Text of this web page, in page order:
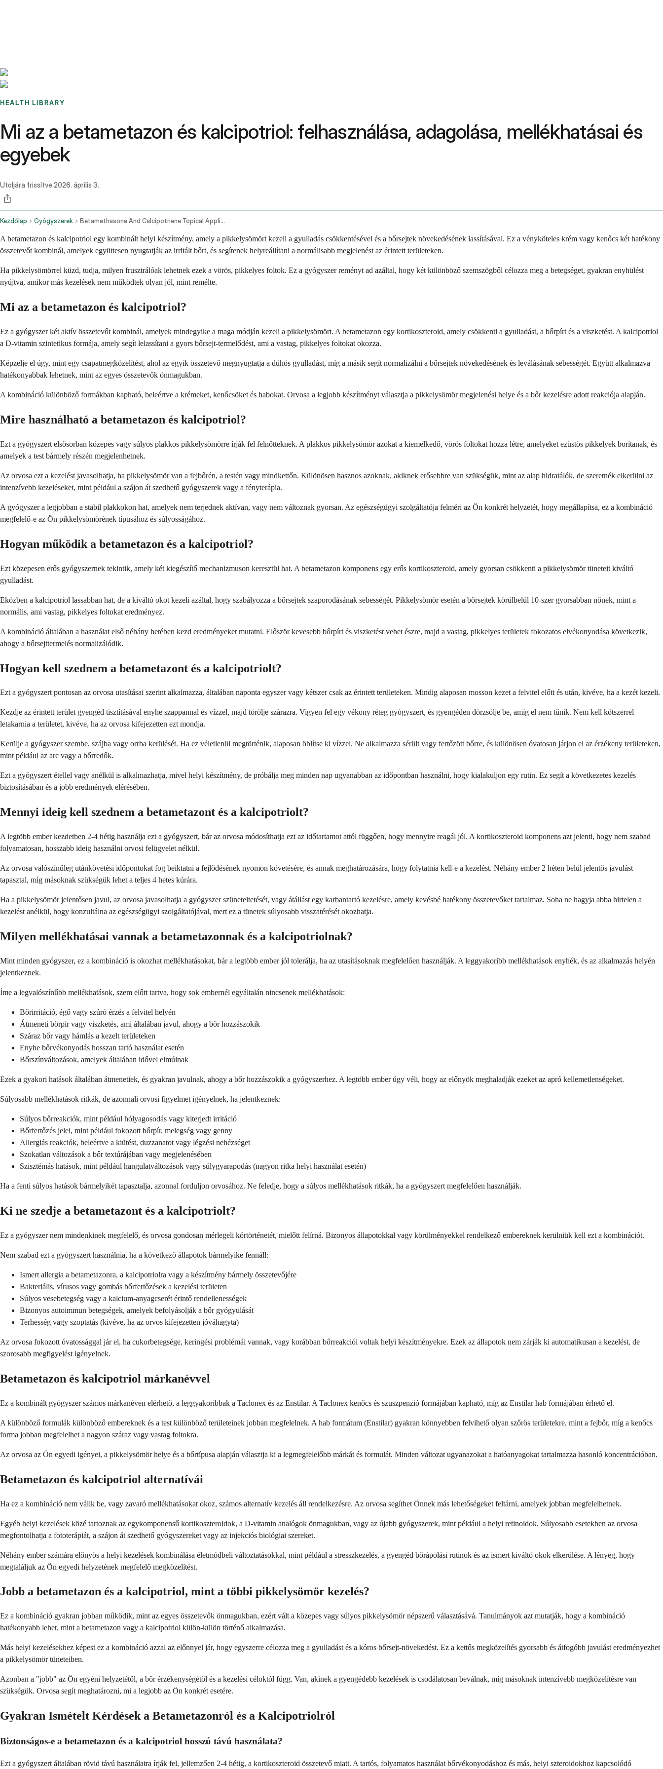
HEALTH LIBRARY
Mi az a betametazon és kalcipotriol: felhasználása, adagolása, mellékhatásai és
egyebek
Utoljára frissítve 2026. április 3.
Kezdőlap Gyógyszerek Betamethasone And Calcipotriene Topical Application Route
A betametazon és kalcipotriol egy kombinált helyi készítmény, amely a pikkelysömört kezeli a gyulladás csökkentésével és a bőrsejtek növekedésének lassításával. Ez a vényköteles krém vagy kenőcs két hatékony
összetevőt kombinál, amelyek együttesen nyugtatják az irritált bőrt, és segítenek helyreállítani a normálisabb megjelenést az érintett területeken.
Ha pikkelysömörrel küzd, tudja, milyen frusztrálóak lehetnek ezek a vörös, pikkelyes foltok. Ez a gyógyszer reményt ad azáltal, hogy két különböző szemszögből célozza meg a betegséget, gyakran enyhülést
nyújtva, amikor más kezelések nem működtek olyan jól, mint remélte.
Mi az a betametazon és kalcipotriol?
Ez a gyógyszer két aktív összetevőt kombinál, amelyek mindegyike a maga módján kezeli a pikkelysömört. A betametazon egy kortikoszteroid, amely csökkenti a gyulladást, a bőrpírt és a viszketést. A kalcipotriol
a D-vitamin szintetikus formája, amely segít lelassítani a gyors bőrsejt-termelődést, ami a vastag, pikkelyes foltokat okozza.
Képzelje el úgy, mint egy csapatmegközelítést, ahol az egyik összetevő megnyugtatja a dühös gyulladást, míg a másik segít normalizálni a bőrsejtek növekedésének és leválásának sebességét. Együtt alkalmazva
hatékonyabbak lehetnek, mint az egyes összetevők önmagukban.
A kombináció különböző formákban kapható, beleértve a krémeket, kenőcsöket és habokat. Orvosa a legjobb készítményt választja a pikkelysömör megjelenési helye és a bőr kezelésre adott reakciója alapján.
Mire használható a betametazon és kalcipotriol?
Ezt a gyógyszert elsősorban közepes vagy súlyos plakkos pikkelysömörre írják fel felnőtteknek. A plakkos pikkelysömör azokat a kiemelkedő, vörös foltokat hozza létre, amelyeket ezüstös pikkelyek borítanak, és
amelyek a test bármely részén megjelenhetnek.
Az orvosa ezt a kezelést javasolhatja, ha pikkelysömör van a fejbőrén, a testén vagy mindkettőn. Különösen hasznos azoknak, akiknek erősebbre van szükségük, mint az alap hidratálók, de szeretnék elkerülni az
intenzívebb kezeléseket, mint például a szájon át szedhető gyógyszerek vagy a fényterápia.
A gyógyszer a legjobban a stabil plakkokon hat, amelyek nem terjednek aktívan, vagy nem változnak gyorsan. Az egészségügyi szolgáltatója felméri az Ön konkrét helyzetét, hogy megállapítsa, ez a kombináció
megfelelő-e az Ön pikkelysömörének típusához és súlyosságához.
Hogyan működik a betametazon és a kalcipotriol?
Ezt közepesen erős gyógyszernek tekintik, amely két kiegészítő mechanizmuson keresztül hat. A betametazon komponens egy erős kortikoszteroid, amely gyorsan csökkenti a pikkelysömör tüneteit kiváltó
gyulladást.
Eközben a kalcipotriol lassabban hat, de a kiváltó okot kezeli azáltal, hogy szabályozza a bőrsejtek szaporodásának sebességét. Pikkelysömör esetén a bőrsejtek körülbelül 10-szer gyorsabban nőnek, mint a
normális, ami vastag, pikkelyes foltokat eredményez.
A kombináció általában a használat első néhány hetében kezd eredményeket mutatni. Először kevesebb bőrpírt és viszketést vehet észre, majd a vastag, pikkelyes területek fokozatos elvékonyodása következik,
ahogy a bőrsejttermelés normalizálódik.
Hogyan kell szednem a betametazont és a kalcipotriolt?
Ezt a gyógyszert pontosan az orvosa utasításai szerint alkalmazza, általában naponta egyszer vagy kétszer csak az érintett területeken. Mindig alaposan mosson kezet a felvitel előtt és után, kivéve, ha a kezét kezeli.
Kezdje az érintett terület gyengéd tisztításával enyhe szappannal és vízzel, majd törölje szárazra. Vigyen fel egy vékony réteg gyógyszert, és gyengéden dörzsölje be, amíg el nem tűnik. Nem kell kötszerrel
letakarnia a területet, kivéve, ha az orvosa kifejezetten ezt mondja.
Kerülje a gyógyszer szembe, szájba vagy orrba kerülését. Ha ez véletlenül megtörténik, alaposan öblítse ki vízzel. Ne alkalmazza sérült vagy fertőzött bőrre, és különösen óvatosan járjon el az érzékeny területeken,
mint például az arc vagy a bőrredők.
Ezt a gyógyszert étellel vagy anélkül is alkalmazhatja, mivel helyi készítmény, de próbálja meg minden nap ugyanabban az időpontban használni, hogy kialakuljon egy rutin. Ez segít a következetes kezelés
biztosításában és a jobb eredmények elérésében.
Mennyi ideig kell szednem a betametazont és a kalcipotriolt?
A legtöbb ember kezdetben 2-4 hétig használja ezt a gyógyszert, bár az orvosa módosíthatja ezt az időtartamot attól függően, hogy mennyire reagál jól. A kortikoszteroid komponens azt jelenti, hogy nem szabad
folyamatosan, hosszabb ideig használni orvosi felügyelet nélkül.
Az orvosa valószínűleg utánkövetési időpontokat fog beiktatni a fejlődésének nyomon követésére, és annak meghatározására, hogy folytatnia kell-e a kezelést. Néhány ember 2 héten belül jelentős javulást
tapasztal, míg másoknak szükségük lehet a teljes 4 hetes kúrára.
Ha a pikkelysömör jelentősen javul, az orvosa javasolhatja a gyógyszer szüneteltetését, vagy átállást egy karbantartó kezelésre, amely kevésbé hatékony összetevőket tartalmaz. Soha ne hagyja abba hirtelen a
kezelést anélkül, hogy konzultálna az egészségügyi szolgáltatójával, mert ez a tünetek súlyosabb visszatérését okozhatja.
Milyen mellékhatásai vannak a betametazonnak és a kalcipotriolnak?
Mint minden gyógyszer, ez a kombináció is okozhat mellékhatásokat, bár a legtöbb ember jól tolerálja, ha az utasításoknak megfelelően használják. A leggyakoribb mellékhatások enyhék, és az alkalmazás helyén
jelentkeznek.
Íme a legvalószínűbb mellékhatások, szem előtt tartva, hogy sok embernél egyáltalán nincsenek mellékhatások:
Bőrirritáció, égő vagy szúró érzés a felvitel helyén
Átmeneti bőrpír vagy viszketés, ami általában javul, ahogy a bőr hozzászokik
Száraz bőr vagy hámlás a kezelt területeken
Enyhe bőrvékonyodás hosszan tartó használat esetén
Bőrszínváltozások, amelyek általában idővel elmúlnak
Ezek a gyakori hatások általában átmenetiek, és gyakran javulnak, ahogy a bőr hozzászokik a gyógyszerhez. A legtöbb ember úgy véli, hogy az előnyök meghaladják ezeket az apró kellemetlenségeket.
Súlyosabb mellékhatások ritkák, de azonnali orvosi figyelmet igényelnek, ha jelentkeznek:
Súlyos bőrreakciók, mint például hólyagosodás vagy kiterjedt irritáció
Bőrfertőzés jelei, mint például fokozott bőrpír, melegség vagy genny
Allergiás reakciók, beleértve a kiütést, duzzanatot vagy légzési nehézséget
Szokatlan változások a bőr textúrájában vagy megjelenésében
Szisztémás hatások, mint például hangulatváltozások vagy súlygyarapodás (nagyon ritka helyi használat esetén)
Ha a fenti súlyos hatások bármelyikét tapasztalja, azonnal forduljon orvosához. Ne feledje, hogy a súlyos mellékhatások ritkák, ha a gyógyszert megfelelően használják.
Ki ne szedje a betametazont és a kalcipotriolt?
Ez a gyógyszer nem mindenkinek megfelelő, és orvosa gondosan mérlegeli kórtörténetét, mielőtt felírná. Bizonyos állapotokkal vagy körülményekkel rendelkező embereknek kerülniük kell ezt a kombinációt.
Nem szabad ezt a gyógyszert használnia, ha a következő állapotok bármelyike fennáll:
Ismert allergia a betametazonra, a kalcipotriolra vagy a készítmény bármely összetevőjére
Bakteriális, vírusos vagy gombás bőrfertőzések a kezelési területen
Súlyos vesebetegség vagy a kalcium-anyagcserét érintő rendellenességek
Bizonyos autoimmun betegségek, amelyek befolyásolják a bőr gyógyulását
Terhesség vagy szoptatás (kivéve, ha az orvos kifejezetten jóváhagyta)
Az orvosa fokozott óvatossággal jár el, ha cukorbetegsége, keringési problémái vannak, vagy korábban bőrreakciói voltak helyi készítményekre. Ezek az állapotok nem zárják ki automatikusan a kezelést, de
szorosabb megfigyelést igényelnek.
Betametazon és kalcipotriol márkanévvel
Ez a kombinált gyógyszer számos márkanéven elérhető, a leggyakoribbak a Taclonex és az Enstilar. A Taclonex kenőcs és szuszpenzió formájában kapható, míg az Enstilar hab formájában érhető el.
A különböző formulák különböző embereknek és a test különböző területeinek jobban megfelelnek. A hab formátum (Enstilar) gyakran könnyebben felvihető olyan szőrös területekre, mint a fejbőr, míg a kenőcs
forma jobban megfelelhet a nagyon száraz vagy vastag foltokra.
Az orvosa az Ön egyedi igényei, a pikkelysömör helye és a bőrtípusa alapján választja ki a legmegfelelőbb márkát és formulát. Minden változat ugyanazokat a hatóanyagokat tartalmazza hasonló koncentrációban.
Betametazon és kalcipotriol alternatívái
Ha ez a kombináció nem válik be, vagy zavaró mellékhatásokat okoz, számos alternatív kezelés áll rendelkezésre. Az orvosa segíthet Önnek más lehetőségeket feltárni, amelyek jobban megfelelhetnek.
Egyéb helyi kezelések közé tartoznak az egykomponensű kortikoszteroidok, a D-vitamin analógok önmagukban, vagy az újabb gyógyszerek, mint például a helyi retinoidok. Súlyosabb esetekben az orvosa
megfontolhatja a fototerápiát, a szájon át szedhető gyógyszereket vagy az injekciós biológiai szereket.
Néhány ember számára előnyös a helyi kezelések kombinálása életmódbeli változtatásokkal, mint például a stresszkezelés, a gyengéd bőrápolási rutinok és az ismert kiváltó okok elkerülése. A lényeg, hogy
megtaláljuk az Ön egyedi helyzetének megfelelő megközelítést.
Jobb a betametazon és a kalcipotriol, mint a többi pikkelysömör kezelés?
Ez a kombináció gyakran jobban működik, mint az egyes összetevők önmagukban, ezért vált a közepes vagy súlyos pikkelysömör népszerű választásává. Tanulmányok azt mutatják, hogy a kombináció
hatékonyabb lehet, mint a betametazon vagy a kalcipotriol külön-külön történő alkalmazása.
Más helyi kezelésekhez képest ez a kombináció azzal az előnnyel jár, hogy egyszerre célozza meg a gyulladást és a kóros bőrsejt-növekedést. Ez a kettős megközelítés gyorsabb és átfogóbb javulást eredményezhet
a pikkelysömör tüneteiben.
Azonban a "jobb" az Ön egyéni helyzetétől, a bőr érzékenységétől és a kezelési céloktól függ. Van, akinek a gyengédebb kezelések is csodálatosan beválnak, míg másoknak intenzívebb megközelítésre van
szükségük. Orvosa segít meghatározni, mi a legjobb az Ön konkrét esetére.
Gyakran Ismételt Kérdések a Betametazonról és a Kalcipotriolról
Biztonságos-e a betametazon és a kalcipotriol hosszú távú használata?
Ezt a gyógyszert általában rövid távú használatra írják fel, jellemzően 2-4 hétig, a kortikoszteroid összetevő miatt. A tartós, folyamatos használat bőrvékonyodáshoz és más, helyi szteroidokhoz kapcsolódó